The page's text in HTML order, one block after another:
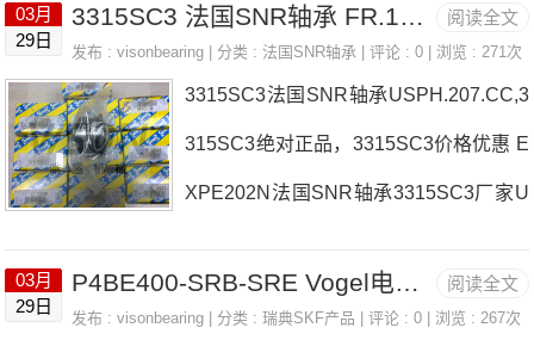
SNR轴承3315SC3参数3315SC3价格,3315SC3采购 热销型
B-SRE热销品牌推荐：6312ZT3113315SC33315SC3价格,33
15SC3采购3315SC3价格,3315SC3采购6007.NR法国SNR轴
阅读全文
03月
29日
3315SC3 法国SNR轴承 FR.150X12,5
发布 :visonbearing | 分类 :法国SNR轴承 | 评论 : 0 | 浏览 : 271次
3315SC3法国SNR轴承USPH.207.CC,3
315SC3绝对正品，3315SC3价格优惠 E
XPE202N法国SNR轴承3315SC3厂家U
SC3价格MLE7006HVDUJ84SSUCP.20
阅读全文
03月
29日
P4BE400-SRB-SRE Vogel电连接器/电缆 LINCOLN 66717
发布 :visonbearing | 分类 :瑞典SKF产品 | 评论 : 0 | 浏览 : 267次